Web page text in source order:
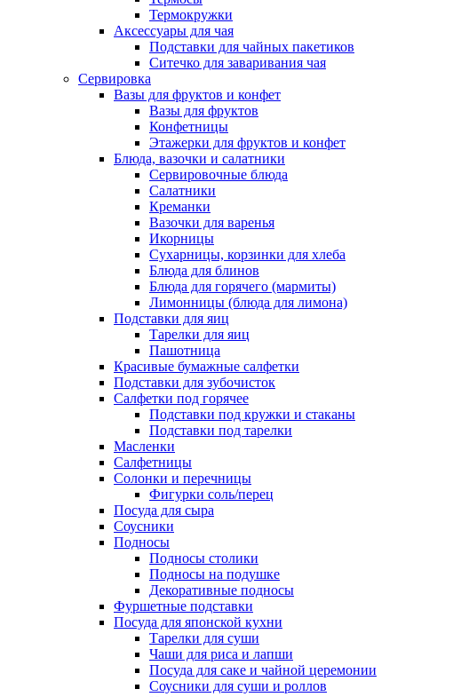
Термокружки
Аксессуары для чая
Подставки для чайных пакетиков
Ситечко для заваривания чая
Сервировка
Вазы для фруктов и конфет
Вазы для фруктов
Конфетницы
Этажерки для фруктов и конфет
Блюда, вазочки и салатники
Сервировочные блюда
Салатники
Креманки
Вазочки для варенья
Икорницы
Сухарницы, корзинки для хлеба
Блюда для блинов
Блюда для горячего (мармиты)
Лимонницы (блюда для лимона)
Подставки для яиц
Тарелки для яиц
Пашотница
Красивые бумажные салфетки
Подставки для зубочисток
Салфетки под горячее
Подставки под кружки и стаканы
Подставки под тарелки
Масленки
Салфетницы
Солонки и перечницы
Фигурки соль/перец
Посуда для сыра
Соусники
Подносы
Подносы столики
Подносы на подушке
Декоративные подносы
Фуршетные подставки
Посуда для японской кухни
Тарелки для суши
Чаши для риса и лапши
Посуда для саке и чайной церемонии
Соусники для суши и роллов